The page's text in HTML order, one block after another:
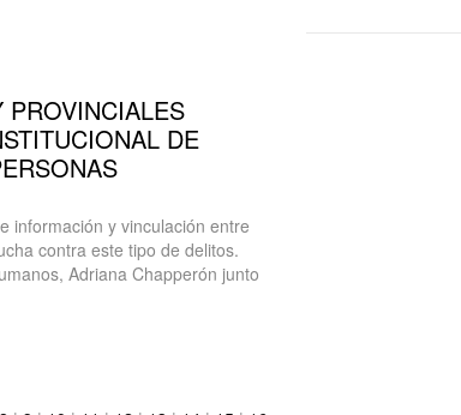
PROVINCIALES
DE
información y vinculación entre
contra este tipo de delitos.
Adriana Chapperón junto